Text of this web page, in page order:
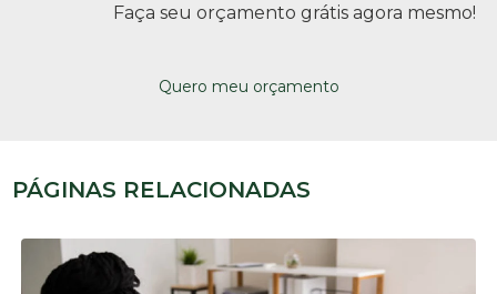
Faça seu orçamento grátis agora mesmo!
Quero meu orçamento
PÁGINAS RELACIONADAS